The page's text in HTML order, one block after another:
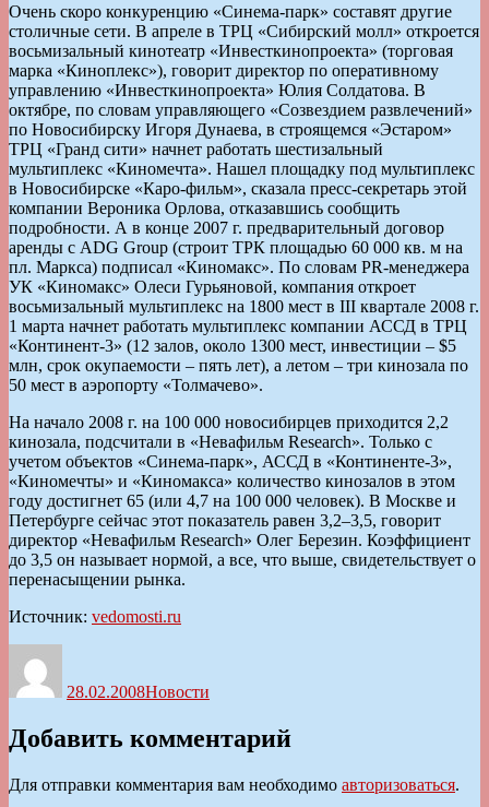
Очень скоро конкуренцию «Синема-парк» составят другие
столичные сети. В апреле в ТРЦ «Сибирский молл» откроется
восьмизальный кинотеатр «Инвесткинопроекта» (торговая
марка «Киноплекс»), говорит директор по оперативному
управлению «Инвесткинопроекта» Юлия Солдатова. В
октябре, по словам управляющего «Созвездием развлечений»
по Новосибирску Игоря Дунаева, в строящемся «Эстаром»
ТРЦ «Гранд сити» начнет работать шестизальный
мультиплекс «Киномечта». Нашел площадку под мультиплекс
в Новосибирске «Каро-фильм», сказала пресс-секретарь этой
компании Вероника Орлова, отказавшись сообщить
подробности. А в конце 2007 г. предварительный договор
аренды с ADG Group (строит ТРК площадью 60 000 кв. м на
пл. Маркса) подписал «Киномакс». По словам PR-менеджера
УК «Киномакс» Олеси Гурьяновой, компания откроет
восьмизальный мультиплекс на 1800 мест в III квартале 2008 г.
1 марта начнет работать мультиплекс компании АССД в ТРЦ
«Континент-3» (12 залов, около 1300 мест, инвестиции – $5
млн, срок окупаемости – пять лет), а летом – три кинозала по
50 мест в аэропорту «Толмачево».
На начало 2008 г. на 100 000 новосибирцев приходится 2,2
кинозала, подсчитали в «Невафильм Research». Только с
учетом объектов «Синема-парк», АССД в «Континенте-3»,
«Киномечты» и «Киномакса» количество кинозалов в этом
году достигнет 65 (или 4,7 на 100 000 человек). В Москве и
Петербурге сейчас этот показатель равен 3,2–3,5, говорит
директор «Невафильм Research» Олег Березин. Коэффициент
до 3,5 он называет нормой, а все, что выше, свидетельствует о
перенасыщении рынка.
Источник: vedomosti.ru
28.02.2008Новости
Добавить комментарий
Для отправки комментария вам необходимо авторизоваться.